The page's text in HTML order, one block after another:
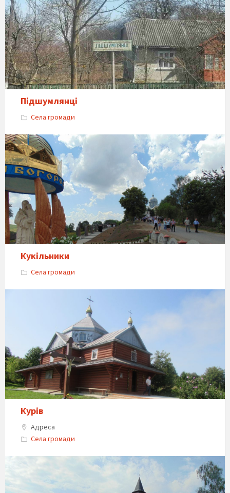
Підшумлянці
Села громади
Кукільники
Села громади
Курів
Адреса
Села громади